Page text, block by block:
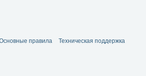
правила Техническая поддержка